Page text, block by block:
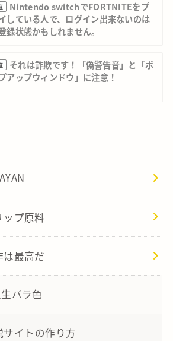
Nintendo switchでFORTNITEをプ
している人で、ログイン出来ないのは
録状態かもしれません。
それは詐欺です！「偽警告音」と「ポ
アップウィンドウ」に注意！
プ原料
は最高だ
バラ色
イトの作り方